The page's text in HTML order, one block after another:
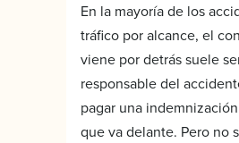
En la mayoría de los
tráfico por alcance, el
viene por detrás suele
responsable del
pagar una
que va delante. Pero no